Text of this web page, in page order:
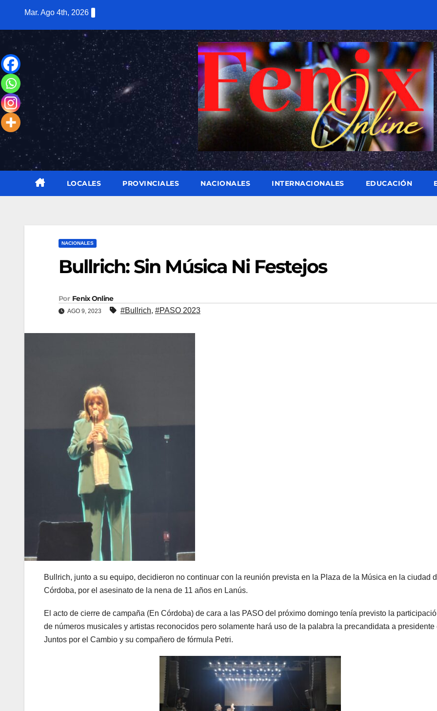
contenido
Mar. Ago 4th, 2026
LOCALES PROVINCIALES NACIONALES INTERNACIONALES EDUCACIÓN
NACIONALES
Bullrich: Sin Música Ni Festejos
Por Fenix Online
AGO 9, 2023 #Bullrich, #PASO 2023
Bullrich, junto a su equipo, decidieron no continuar con la reunión prevista en la Plaza de la Música en la ciudad
Córdoba, por el asesinato de la nena de 11 años en Lanús.
El acto de cierre de campaña (En Córdoba) de cara a las PASO del próximo domingo tenía previsto la
de números musicales y artistas reconocidos pero solamente hará uso de la palabra la precandidata a presidente
Juntos por el Cambio y su compañero de fórmula Petri.